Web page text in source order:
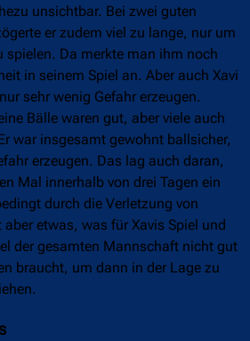
unsichtbar. Bei zwei guten
er zudem viel zu lange, nur um
spielen. Da merkte man ihm noch
in seinem Spiel an. Aber auch Xavi
sehr wenig Gefahr erzeugen.
Bälle waren gut, aber viele auch
war insgesamt gewohnt ballsicher,
erzeugen. Das lag auch daran,
Mal innerhalb von drei Tagen ein
durch die Verletzung von
etwas, was für Xavis Spiel und
der gesamten Mannschaft nicht gut
braucht, um dann in der Lage zu